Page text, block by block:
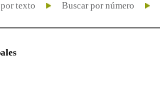
texto Buscar por número